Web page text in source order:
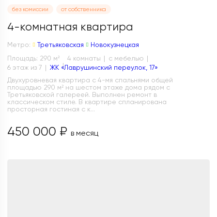
без комиссии от собственника
4-комнатная квартира
Метро: Третьяковская
Новокузнецкая
Площадь: 290 м 2 4 комнаты
с мебелью
6 этаж из 7
ЖК «Лаврушинский переулок, 17»
Двухуровневая квартира с 4-мя спальнями общей
площадью 290 м² на шестом этаже дома рядом с
Третьяковской галереей. Выполнен ремонт в
классическом стиле. В квартире спланирована
просторная гостиная с к...
450 000 ₽ в месяц